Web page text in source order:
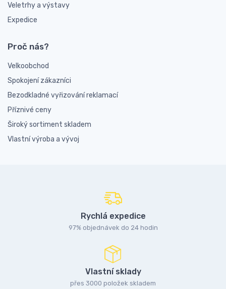
Veletrhy a výstavy
Expedice
Proč nás?
Velkoobchod
Spokojení zákazníci
Bezodkladné vyřizování reklamací
Příznivé ceny
Široký sortiment skladem
Vlastní výroba a vývoj
Rychlá expedice
97% objednávek do 24 hodin
Vlastní sklady
přes 3000 položek skladem